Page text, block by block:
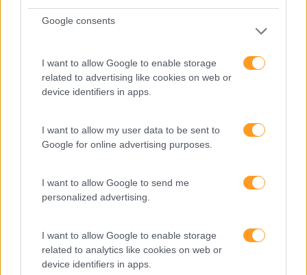
Google consents
I want to allow Google to enable storage
related to advertising like cookies on web or
device identifiers in apps.
I want to allow my user data to be sent to
Google for online advertising purposes.
I want to allow Google to send me
personalized advertising.
I want to allow Google to enable storage
related to analytics like cookies on web or
device identifiers in apps.
Team Building
Vendas E Negociação
Recentes
Feedback fora do
calendário
Como usar a escuta
ativa para reter talento,